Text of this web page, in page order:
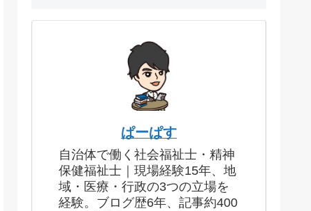
ぱーぱす
自治体で働く社会福祉士・精神
保健福祉士｜現場経験15年、地
域・医療・行政の3つの立場を
経験。ブログ歴6年、記事約400